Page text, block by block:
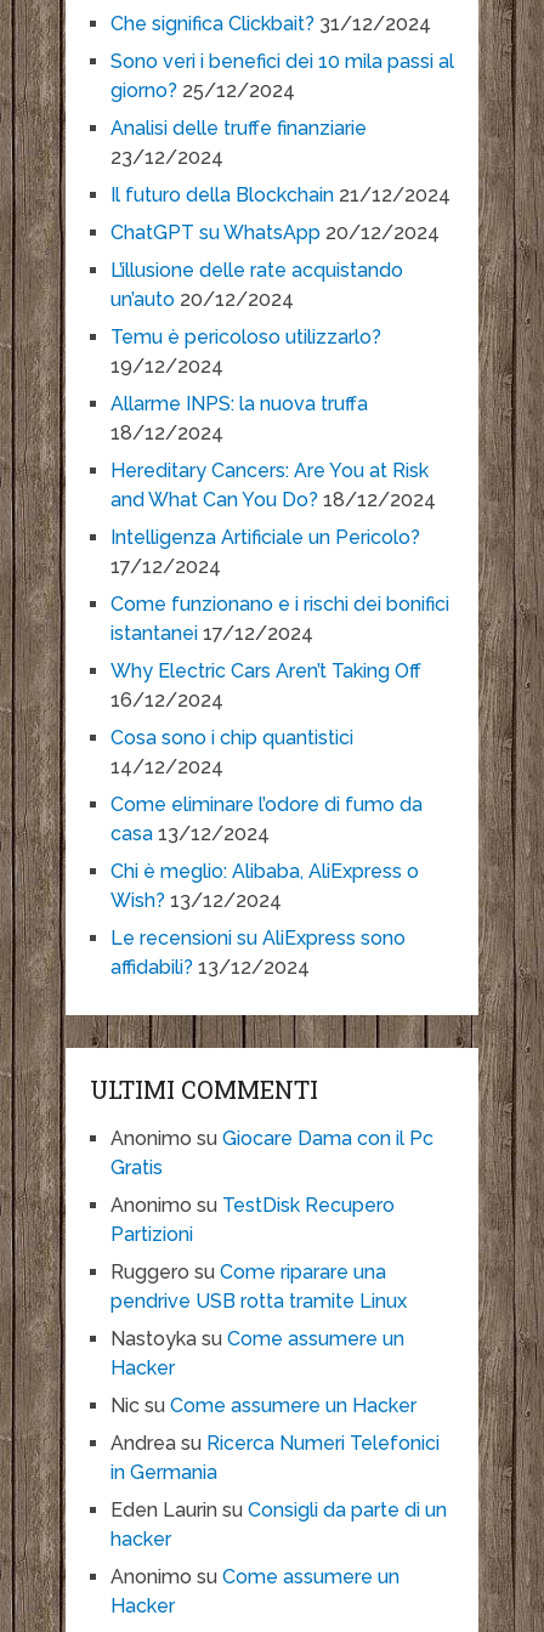
Che significa Clickbait? 31/12/2024
Sono veri i benefici dei 10 mila passi al
giorno? 25/12/2024
Analisi delle truffe finanziarie
23/12/2024
Il futuro della Blockchain 21/12/2024
ChatGPT su WhatsApp 20/12/2024
L’illusione delle rate acquistando
un’auto 20/12/2024
Temu è pericoloso utilizzarlo?
19/12/2024
Allarme INPS: la nuova truffa
18/12/2024
Hereditary Cancers: Are You at Risk
and What Can You Do? 18/12/2024
Intelligenza Artificiale un Pericolo?
17/12/2024
Come funzionano e i rischi dei bonifici
istantanei 17/12/2024
Why Electric Cars Aren’t Taking Off
16/12/2024
Cosa sono i chip quantistici
14/12/2024
Come eliminare l’odore di fumo da
casa 13/12/2024
Chi è meglio: Alibaba, AliExpress o
Wish? 13/12/2024
Le recensioni su AliExpress sono
affidabili? 13/12/2024
ULTIMI COMMENTI
Anonimo su Giocare Dama con il Pc
Gratis
Anonimo su TestDisk Recupero
Partizioni
Ruggero su Come riparare una
pendrive USB rotta tramite Linux
Nastoykasu Come assumere un
Hacker
Nicsu Come assumere un Hacker
Andreasu Ricerca Numeri Telefonici
in Germania
Eden Laurinsu Consigli da parte di un
hacker
Anonimo su Come assumere un
Hacker